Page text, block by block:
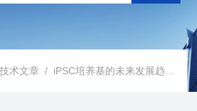
技术文章 / iPSC培养基的未来发展趋势是什么?